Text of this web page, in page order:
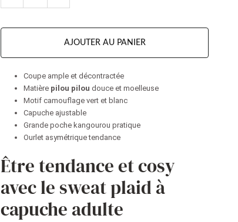
AJOUTER AU PANIER
Coupe ample et décontractée
Matière pilou pilou douce et moelleuse
Motif camouflage vert et blanc
Capuche ajustable
Grande poche kangourou pratique
Ourlet asymétrique tendance
Être tendance et cosy
avec le sweat plaid à
capuche adulte